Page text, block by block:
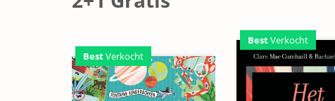
BestVerkocht
BestVerkocht